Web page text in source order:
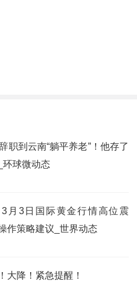
职到云南“躺平养老”！他存了
环球微动态
月3日国际黄金行情高位震
作策略建议_世界动态
大降！紧急提醒！